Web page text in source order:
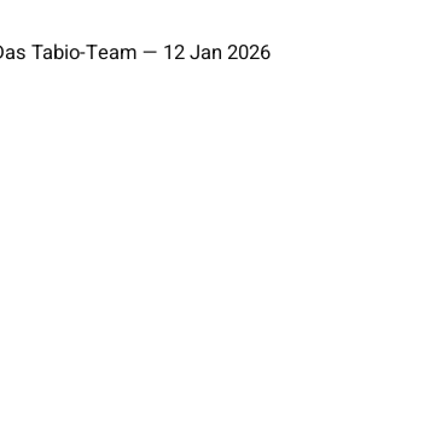
Tabio-Team — 12 Jan 2026